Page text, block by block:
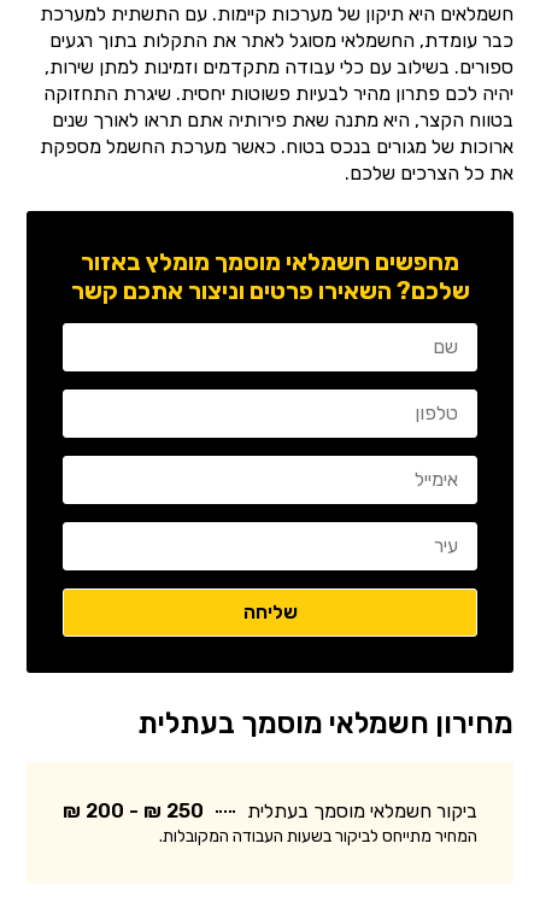
חשמלאים היא תיקון של מערכות קיימות. עם התשתית למערכת
כבר עומדת, החשמלאי מסוגל לאתר את התקלות בתוך רגעים
ספורים. בשילוב עם כלי עבודה מתקדמים וזמינות למתן שירות,
יהיה לכם פתרון מהיר לבעיות פשוטות יחסית. שיגרת התחזוקה
בטווח הקצר, היא מתנה שאת פירותיה אתם תראו לאורך שנים
ארוכות של מגורים בנכס בטוח. כאשר מערכת החשמל מספקת
את כל הצרכים שלכם.
מחפשים חשמלאי מוסמך מומלץ באזור
שלכם? השאירו פרטים וניצור אתכם קשר
מחירון חשמלאי מוסמך בעתלית
ביקור חשמלאי מוסמך בעתלית 250 ₪ - 200 ₪
המחיר מתייחס לביקור בשעות העבודה המקובלות.